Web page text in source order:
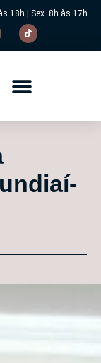
18h | Sex. 8h às 17h